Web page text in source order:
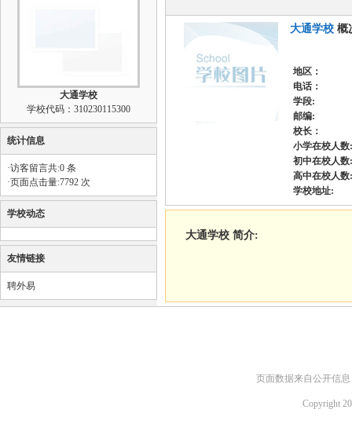
大通学校
学校代码：310230115300
统计信息
·访客留言共:0 条
·页面点击量:7792 次
学校动态
友情链接
聘外易
大通学校 概
地区：
电话：
学段:
邮编:
校长：
小学在校人数:
初中在校人数:
高中在校人数:
学校地址:
大通学校 简介:
页面数据来自公开信
Copyright